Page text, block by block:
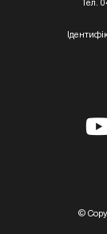
Тел.
©